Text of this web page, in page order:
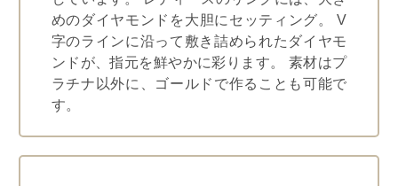
めのダイヤモンドを大胆にセッティング。 V
字のラインに沿って敷き詰められたダイヤモ
ンドが、指元を鮮やかに彩ります。 素材はプ
ラチナ以外に、ゴールドで作ることも可能で
す。